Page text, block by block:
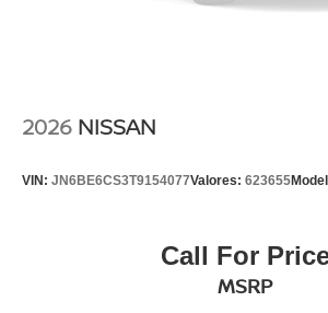
2026 NISSAN
VIN: JN6BE6CS3T9154077Valores: 623655
Call For
MSRP